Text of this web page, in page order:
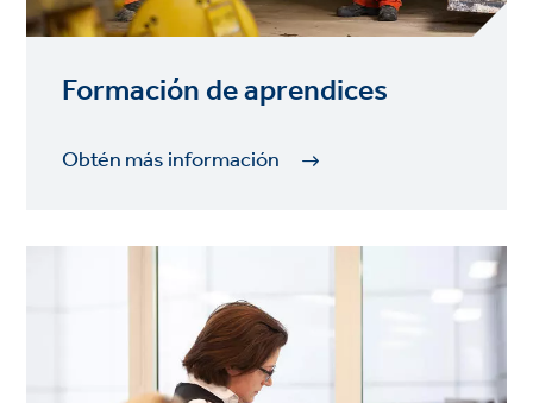
Formación de aprendices
Obtén más información